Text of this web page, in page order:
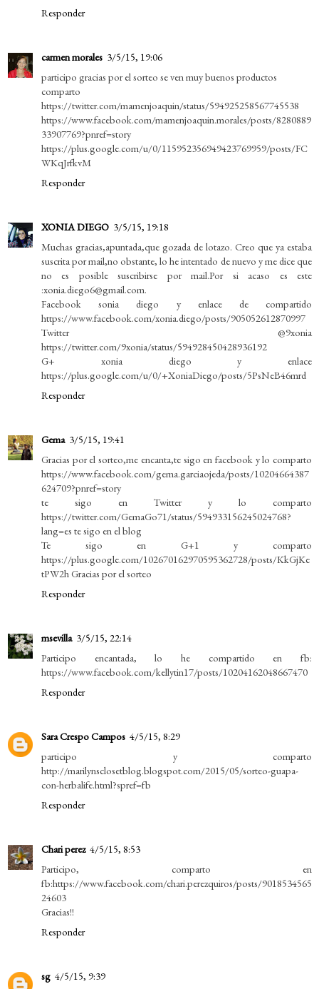
Responder
carmen morales 3/5/15, 19:06
participo gracias por el sorteo se ven muy buenos productos
comparto
https://twitter.com/mamenjoaquin/status/594925258567745538
https://www.facebook.com/mamenjoaquin.morales/posts/8280889
33907769?pnref=story
https://plus.google.com/u/0/115952356949423769959/posts/FC
WKqJrfkvM
Responder
XONIA DIEGO 3/5/15, 19:18
Muchas gracias,apuntada,que gozada de lotazo. Creo que ya estaba
suscrita por mail,no obstante, lo he intentado de nuevo y me dice que
no es posible suscribirse por mail.Por si acaso es este
:xonia.diego6@gmail.com.
Facebook sonia diego y enlace de compartido
https://www.facebook.com/xonia.diego/posts/905052612870997
Twitter @9xonia
https://twitter.com/9xonia/status/594928450428936192
G+ xonia diego y enlace
https://plus.google.com/u/0/+XoniaDiego/posts/5PsNeB46mrd
Responder
Gema 3/5/15, 19:41
Gracias por el sorteo,me encanta,te sigo en facebook y lo comparto
https://www.facebook.com/gema.garciaojeda/posts/10204664387
624709?pnref=story
te sigo en Twitter y lo comparto
https://twitter.com/GemaGo71/status/594933156245024768?
lang=es te sigo en el blog
Te sigo en G+1 y comparto
https://plus.google.com/102670162970595362728/posts/KkGjKe
tPW2h Gracias por el sorteo
Responder
msevilla 3/5/15, 22:14
Participo encantada, lo he compartido en fb:
https://www.facebook.com/kellytin17/posts/10204162048667470
Responder
Sara Crespo Campos 4/5/15, 8:29
participo y comparto
http://marilynsclosetblog.blogspot.com/2015/05/sorteo-guapa-
con-herbalife.html?spref=fb
Responder
Chari perez 4/5/15, 8:53
Participo, comparto en
fb:https://www.facebook.com/chari.perezquiros/posts/9018534565
24603
Gracias!!
Responder
sg 4/5/15, 9:39